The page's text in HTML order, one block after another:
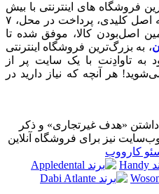
فروشگاه های اینترنتی با بیش
از یک دهه تجربه، با پایبندی به سه اصل کلیدی، پرداخت در محل، ۷
اصل‌بودن کالا، موفق شده تا
، به بزرگ‌ترین فروشگاه اینترنتی
به تاوادِنت با یک سایت پر از
هر آنچه که نیاز دارید در
داشتن «هدف غیرتجاری» و ذکر
نیز برای فروشگاه آنلاین
کارووب